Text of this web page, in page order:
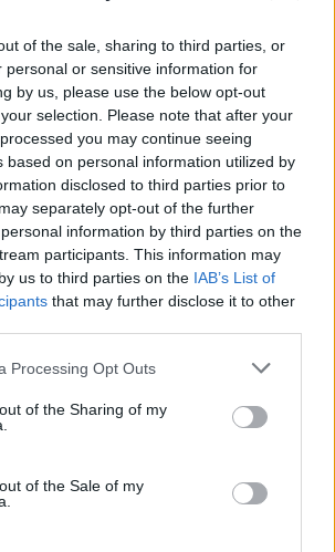
of the sale, sharing to third parties, or
personal or sensitive information for
by us, please use the below opt-out
selection. Please note that after your
you may continue seeing
based on personal information utilized by
disclosed to third parties prior to
separately opt-out of the further
information by third parties on the
participants. This information may
us to third parties on the IAB’s List of
that may further disclose it to other
website/app uses one or more Google
or usage behaviour. You may click to
to Google and its third-party tags to
specified purposes in below Google
Processing Opt Outs
of the Sharing of my
of the Sale of my